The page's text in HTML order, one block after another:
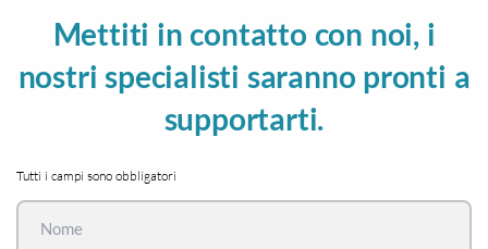
Mettiti in contatto con noi, i
nostri specialisti saranno pronti a
supportarti.
Tutti i campi sono obbligatori